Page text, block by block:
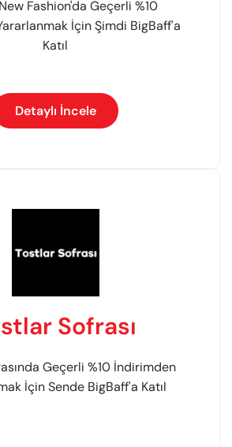
Fashion'da Geçerli %10
İçin Şimdi BigBaff'a
Katıl
Detaylı İncele
Sofrası
Geçerli %10 İndirimden
İçin Sende BigBaff'a Katıl